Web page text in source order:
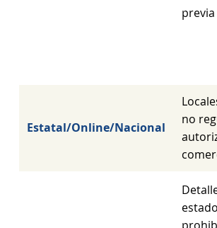
previa
Estatal/Online/Nacional
no